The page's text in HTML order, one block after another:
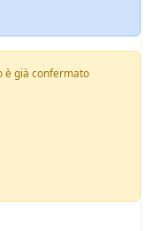
è già confermato